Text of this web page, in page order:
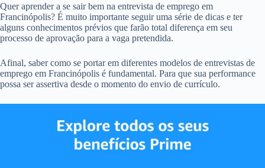
Quer aprender a se sair bem na entrevista de emprego em
Francinópolis? É muito importante seguir uma série de dicas e ter
alguns conhecimentos prévios que farão total diferença em seu
processo de aprovação para a vaga pretendida.
Afinal, saber como se portar em diferentes modelos de entrevistas de
emprego em Francinópolis é fundamental. Para que sua performance
possa ser assertiva desde o momento do envio de currículo.